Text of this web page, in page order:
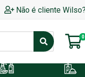
Não é cliente
0